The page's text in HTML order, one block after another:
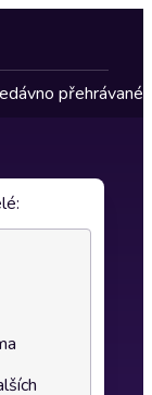
přehrávané